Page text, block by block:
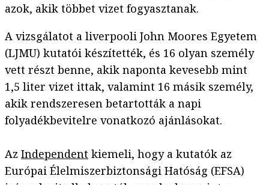
azok, akik többet vizet fogyasztanak.
A vizsgálatot a liverpooli John Moores Egyetem
(LJMU) kutatói készítették, és 16 olyan személy
vett részt benne, akik naponta kevesebb mint
1,5 liter vizet ittak, valamint 16 másik személy,
akik rendszeresen betartották a napi
folyadékbevitelre vonatkozó ajánlásokat.
Az Independent kiemeli, hogy a kutatók az
Európai Élelmiszerbiztonsági Hatóság (EFSA)